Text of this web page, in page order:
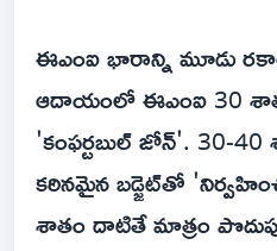
ఈఎంఐ భారాన్ని మూడు
ఆదాయంలో ఈఎంఐ 30
'కంఫర్టబుల్ జోన్'. 30-
కఠినమైన బడ్జెట్‌తో
శాతం దాటితే మాత్రం